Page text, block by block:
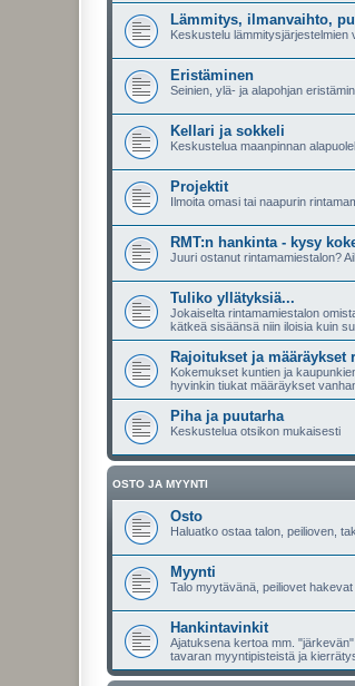
Lämmitys, ilmanvaihto,
Keskustelu lämmitysjärjestelmien
Eristäminen
Seinien, ylä- ja alapohjan
Kellari ja sokkeli
Keskustelua maanpinnan
Projektit
Ilmoita omasi tai naapurin
RMT:n hankinta - kysy
Juuri ostanut rintamamiestalon?
Tuliko yllätyksiä...
Jokaiselta rintamamiestalon
kätkeä sisäänsä niin iloisia kuin
Rajoitukset ja
Kokemukset kuntien ja
hyvinkin tiukat määräykset
Piha ja puutarha
Keskustelua otsikon mukaisesti
OSTO JA MYYNTI
Osto
Haluatko ostaa talon, peilioven,
Myynti
Talo myytävänä, peiliovet
Hankintavinkit
Ajatuksena kertoa mm.
tavaran myyntipisteistä ja